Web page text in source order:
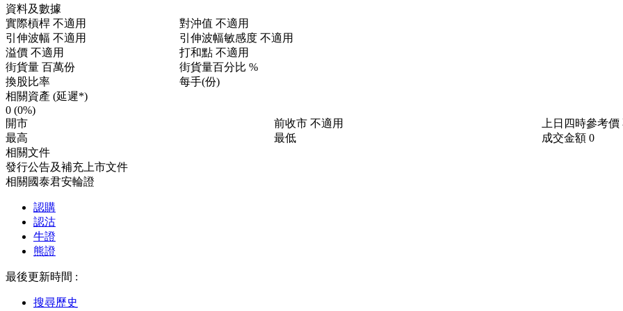
資料及數據
實際槓桿 不適用 對沖值 不適用
引伸波幅 不適用 引伸波幅敏感度 不適用
溢價 不適用 打和點 不適用
街貨量 百萬份 街貨量百分比 %
換股比率
每手(份)
相關資產 (延遲*)
0 (0%)
開市
前收市 不適用 上日四時參考價
最高
最低 成交金額 0
相關文件
發行公告及補充上市文件
相關國泰君安輪證
認購
認沽
牛證
熊證
最後更新時間 :
搜尋歷史